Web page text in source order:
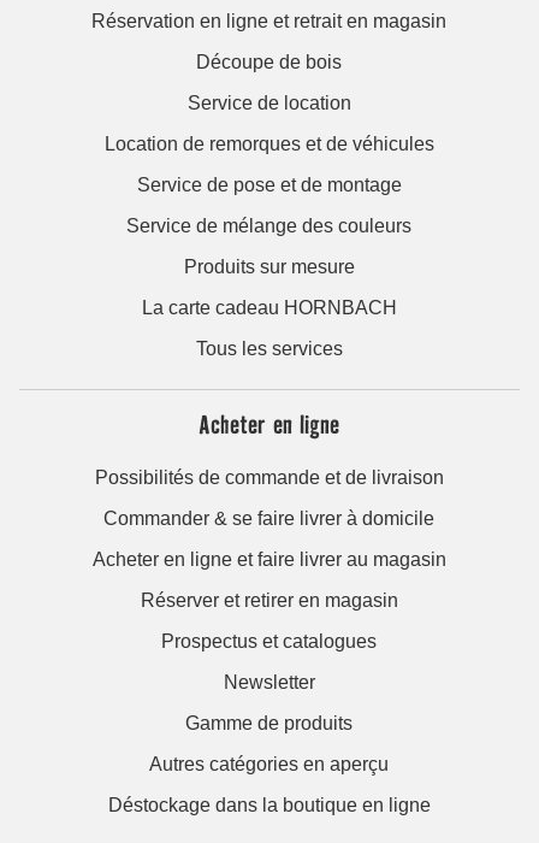
Réservation en ligne et retrait en magasin
Découpe de bois
Service de location
Location de remorques et de véhicules
Service de pose et de montage
Service de mélange des couleurs
Produits sur mesure
La carte cadeau HORNBACH
Tous les services
Acheter en ligne
Possibilités de commande et de livraison
Commander & se faire livrer à domicile
Acheter en ligne et faire livrer au magasin
Réserver et retirer en magasin
Prospectus et catalogues
Newsletter
Gamme de produits
Autres catégories en aperçu
Déstockage dans la boutique en ligne